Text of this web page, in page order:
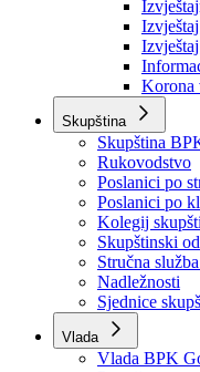
Obavještenja
Izvještaj
Izvještaj
Korona
Skupština
Skupština
Rukovodstvo
Poslanici po
Poslanici po
Kolegij
Skupštinski
Stručna
Nadležnosti
Sjednice